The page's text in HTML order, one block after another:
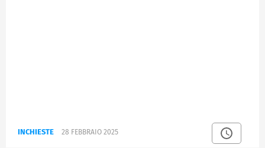
INCHIESTE 28 FEBBRAIO 2025